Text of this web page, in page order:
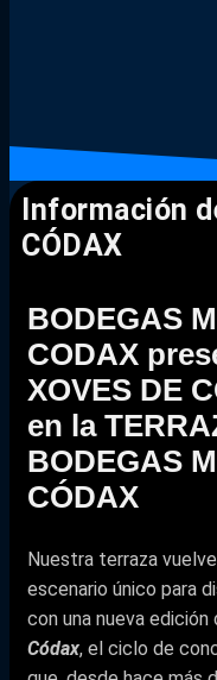
Información
CÓDAX
BODEGAS
CODAX
XOVES DE
en la
BODEGAS
CÓDAX
Nuestra terraza
escenario único para
con una nueva edición
Códax, el ciclo de